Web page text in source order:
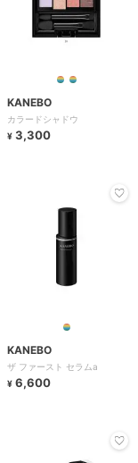
KANEBO
カラードシャドウ
¥ 3,300
KANEBO
ザ ファースト セラムa
¥ 6,600